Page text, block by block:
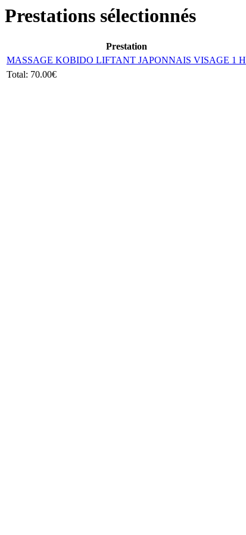
Prestations sélectionnés
Prestation
MASSAGE KOBIDO LIFTANT JAPONNAIS VISAGE 1 H
Total: 70.00€